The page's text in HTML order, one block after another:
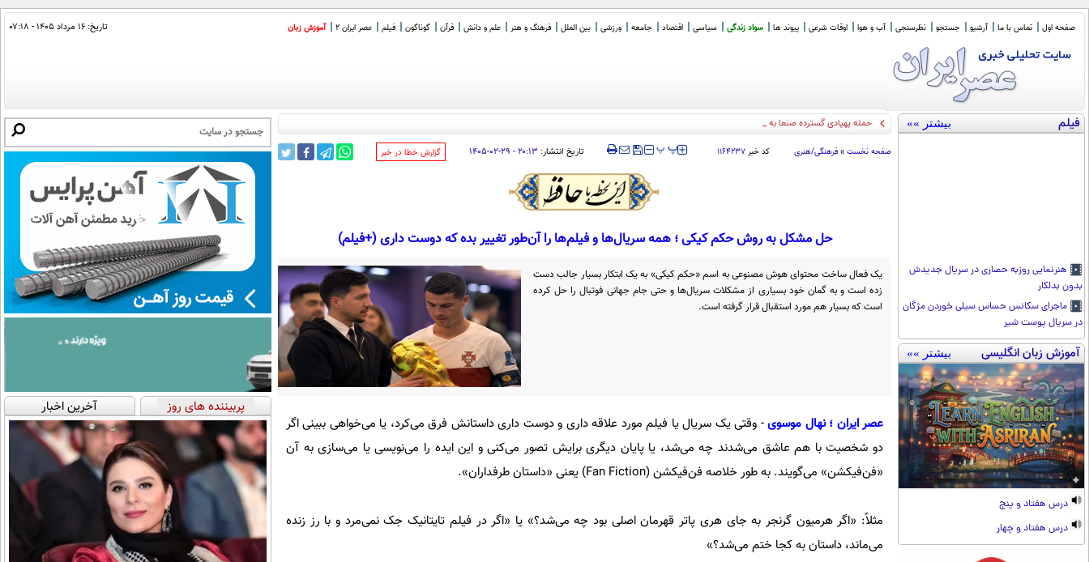
صفحه اول تماس با ما آرشیو جستجو نظرسنجی آب و هوا اوقات شرعی پیوند ها سواد زندگی سیاسی اقتصاد جامعه ورزشی بین الملل فرهنگ و هنر علم و دانش قرآن گوناگون فیلم عصر ایران 2 آموزش زبان تاریخ: ۱۶ مرداد ۱۴۰۵ - ۰۷:۱۸
فیلم بیشتر »»
هنرنمایی روزبه حصاری در سریال جدیدش
بدون بدلکار
ماجرای سکانس حساس سیلی خوردن مژگان
در سریال پوست شیر
آموزش زبان انگلیسی بیشتر »»
درس هفتاد و پنج
درس هفتاد و چهار
حمله پهپادی گسترده صنعا به مواضع عربستان در ح
صفحه نخست » فرهنگی/هنری کد خبر ۱۱۶۴۲۳۷ ‍‍‍ پ پ تاریخ انتشار: ۲۰:۱۳ - ۲۹-۰۲-۱۴۰۵ ‌گزارش خطا در خبر
حل مشکل به روش حکم کیکی ؛ همه سریال‌ها و فیلم‌ها را آن‌طور تغییر بده که دوست داری (+فیلم)
یک فعال ساخت محتوای هوش مصنوعی به اسم «حکم کیکی» به یک ابتکار بسیار جالب دست
زده است و به گمان خود بسیاری از مشکلات سریال‌ها و حتی جام جهانی فوتبال را حل کرده
است که بسیار هم مورد استقبال قرار گرفته است.
عصر ایران ؛ نهال موسوی- وقتی یک سریال یا فیلم مورد علاقه داری و دوست داری داستانش فرق می‌کرد، یا می‌خواهی ببینی اگر
دو شخصیت با هم عاشق می‌شدند چه می‌شد، یا پایان دیگری برایش تصور می‌کنی و این ایده را می‌نویسی یا می‌سازی به آن
«فن‌فیکشن» می‌گویند. به طور خلاصه فن‌فیکشن (Fan Fiction) یعنی «داستان طرفداران».
مثلاً: «اگر هرمیون گرنجر به جای هری پاتر قهرمان اصلی بود چه می‌شد؟» یا «اگر در فیلم تایتانیک جک نمی‌‌مرد و با رز زنده
می‌ماند، داستان به کجا ختم می‌شد؟»
پربیننده های روز آخرین اخبار